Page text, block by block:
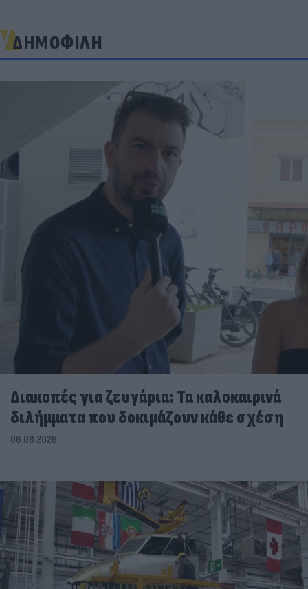
ΔΗΜΟΦΙΛΗ
Διακοπές για ζευγάρια: Τα καλοκαιρινά
διλήμματα που δοκιμάζουν κάθε σχέση
06.08.2026